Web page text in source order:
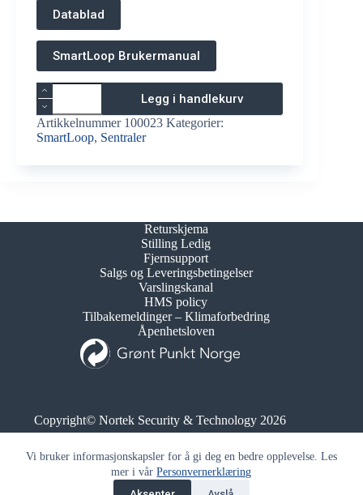
Vi bruker informasjonskapsler for å gi deg en bedre opplevelse. Les
mer i vårPersonvernerklæring
Datablad
SmartLoop Brukermanual
Adresserbar
Brannsentral
SmartLoop
antall
Legg i handlekurv
Artikkelnummer 100023 Kategorier:
SmartLoop, Sentraler
Returskjema
Stilling Ledig
Fjernsupport
Salgs og Leveringsbetingelser
Varslingskanal
HMS policy
Tilbakemeldinger – Klimaforbedring
Åpenhetsloven
Copyright© Nortek Security & Technology 2026